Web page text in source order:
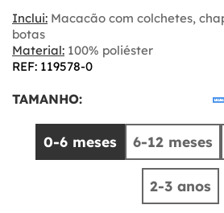
Inclui: Macacão com colchetes,
botas
Material: 100% poliéster
REF: 119578-0
TAMANHO:
0-6 meses 6-12 meses
2-3 anos